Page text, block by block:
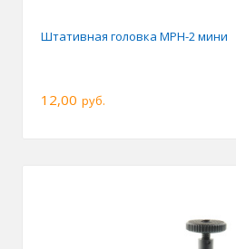
Штативная головка MPH-2 мини
12,00 руб.